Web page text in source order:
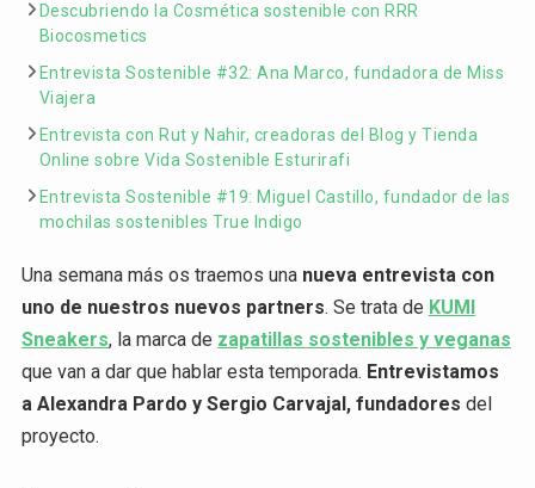
Descubriendo la Cosmética sostenible con RRR
Biocosmetics
Entrevista Sostenible #32: Ana Marco, fundadora de Miss
Viajera
Entrevista con Rut y Nahir, creadoras del Blog y Tienda
Online sobre Vida Sostenible Esturirafi
Entrevista Sostenible #19: Miguel Castillo, fundador de las
mochilas sostenibles True Indigo
Una semana más os traemos unanueva entrevista con
uno de nuestros nuevos partners. Se trata de KUMI
Sneakers, la marca de zapatillas sostenibles y veganas
que van a dar que hablar esta temporada. Entrevistamos
a Alexandra Pardo y Sergio Carvajal, fundadores del
proyecto.